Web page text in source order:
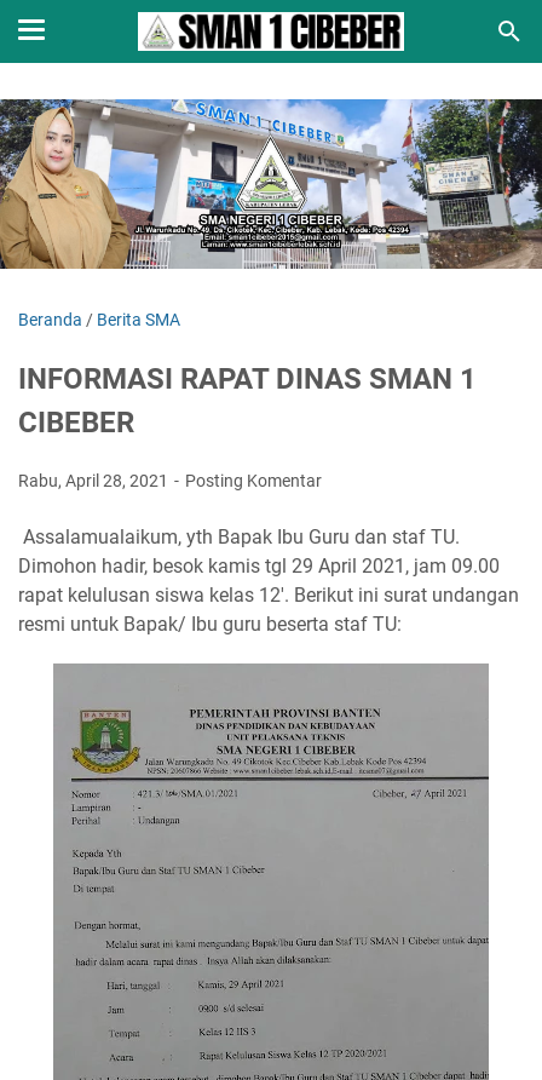
Beranda / Berita SMA
INFORMASI RAPAT DINAS SMAN 1
CIBEBER
Rabu, April 28, 2021 Posting Komentar
Assalamualaikum, yth Bapak Ibu Guru dan staf TU.
Dimohon hadir, besok kamis tgl 29 April 2021, jam 09.00
rapat kelulusan siswa kelas 12'. Berikut ini surat undangan
resmi untuk Bapak/ Ibu guru beserta staf TU: